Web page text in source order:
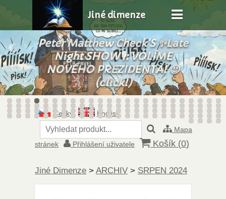
Peter Matthew Check'S ✨Late
Night SHOW🎙️: VOLÍME
NOVÉHO PREZIDENTA! 😉
(click!)
Jiné dimenze
Česky
English
Mapa
stránek
Přihlášení uživatele Košík (0)
Jiné Dimenze > ARCHIV > SRPEN 2024